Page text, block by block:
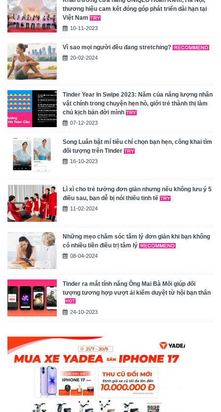
thương hiệu cam kết đóng góp phát triển dài hạn tại
Việt Nam
10-11-2023
Vì sao mọi người đều đang stretching?
20-02-2024
Tinder Year In Swipe 2023: Năm của năng lượng nhân
vật chính trong chuyện hẹn hò, giới trẻ thành thị làm
chủ kịch bản đời mình
07-12-2023
Song Luân bật mí tiêu chí chọn bạn hẹn, công khai tìm
đối tượng trên Tinder
16-10-2023
Lì xì cho trẻ tưởng đơn giản nhưng nếu không lưu ý 5
điều sau, bạn dễ bị nói thiếu tinh tế
11-02-2024
Những mẹo chăm sóc tâm lý đơn giản khi bạn không
có nhiều tiền điều trị tâm lý
08-04-2024
Tinder ra mắt tính năng Ông Mai Bà Mối giúp đối
tượng tương hợp vượt ải kiểm duyệt từ hội bạn thân
24-10-2023